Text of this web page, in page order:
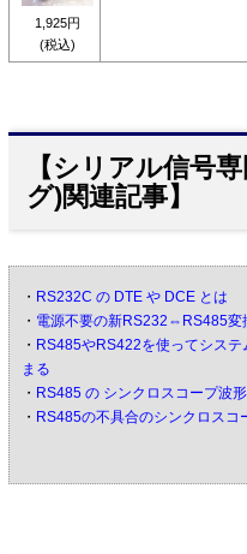
1,925円
(税込)
【シリアル信号
グ)関連記事】
・ RS232C の DTE や DCE とは
・ 電源不要の新RS232⇔RS485変
・ RS485やRS422を使ってシス
まる
・ RS485 の シンクロスコープ波形
・ RS485の不具合のシンクロスコ